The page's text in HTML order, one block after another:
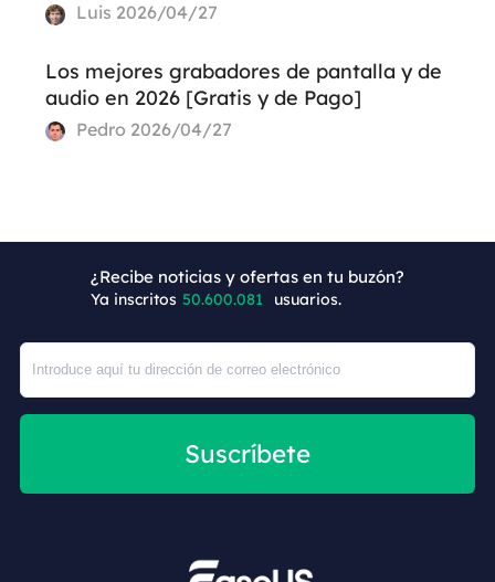
Luis 2026/04/27
Los mejores grabadores de pantalla y de
audio en 2026 [Gratis y de Pago]
Pedro 2026/04/27
¿Recibe noticias y ofertas en tu buzón?
Ya inscritos 50.600.081 usuarios.
Suscríbete
+1